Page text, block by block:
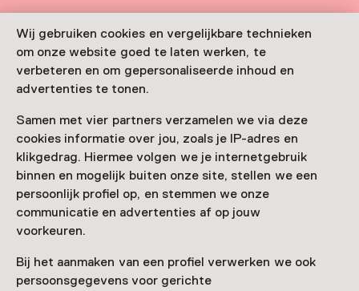
Wij gebruiken cookies en vergelijkbare technieken
om onze website goed te laten werken, te
verbeteren en om gepersonaliseerde inhoud en
advertenties te tonen.
Samen met vier partners verzamelen we via deze
cookies informatie over jou, zoals je IP-adres en
klikgedrag. Hiermee volgen we je internetgebruik
binnen en mogelijk buiten onze site, stellen we een
persoonlijk profiel op, en stemmen we onze
communicatie en advertenties af op jouw
voorkeuren.
Bij het aanmaken van een profiel verwerken we ook
persoonsgegevens voor gerichte
Deze activiteit is afgelopen. Je kunt hier niet
meer aan deelnemen.
Bekijk alle actuele activiteiten opZien & doen
woensdag, 29 oktober 2025
Toon beschikbaarheid
Locatie
Maastricht Museum
6221 KV Maastricht
Route plannenOpent in een nieuw tabblad